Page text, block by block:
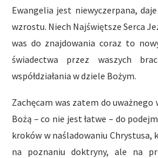
Ewangelia jest niewyczerpana,
wzrostu. Niech Najświętsze Serca
was do znajdowania coraz to
świadectwa przez waszych
współdziałania w dziele Bożym.
Zachęcam was zatem do uważnego
Bożą – co nie jest łatwe – do
kroków w naśladowaniu Chrystusa,
na poznaniu doktryny, ale na